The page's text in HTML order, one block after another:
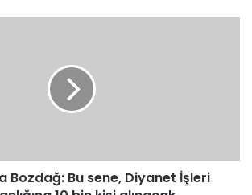
Bozdağ: Bu sene, Diyanet İşleri